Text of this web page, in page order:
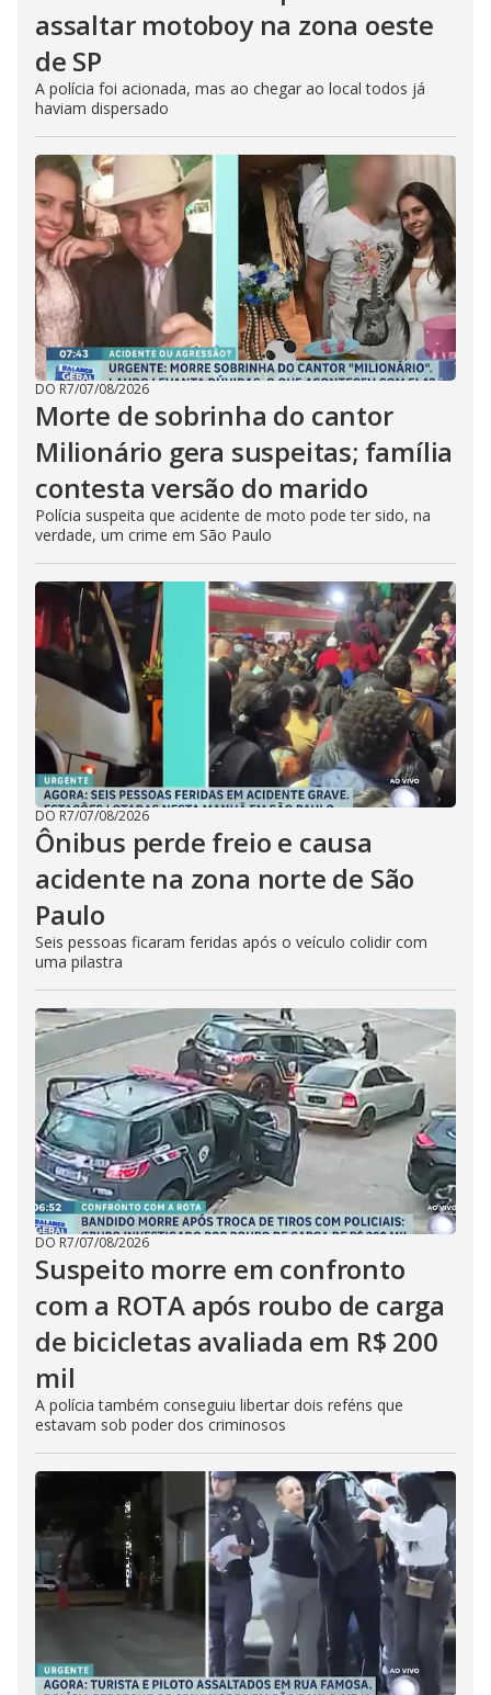
assaltar motoboy na zona oeste
de SP
A polícia foi acionada, mas ao chegar ao local todos já
haviam dispersado
DO R7/07/08/2026
Morte de sobrinha do cantor
Milionário gera suspeitas; família
contesta versão do marido
Polícia suspeita que acidente de moto pode ter sido, na
verdade, um crime em São Paulo
DO R7/07/08/2026
Ônibus perde freio e causa
acidente na zona norte de São
Paulo
Seis pessoas ficaram feridas após o veículo colidir com
uma pilastra
DO R7/07/08/2026
Suspeito morre em confronto
com a ROTA após roubo de carga
de bicicletas avaliada em R$ 200
mil
A polícia também conseguiu libertar dois reféns que
estavam sob poder dos criminosos